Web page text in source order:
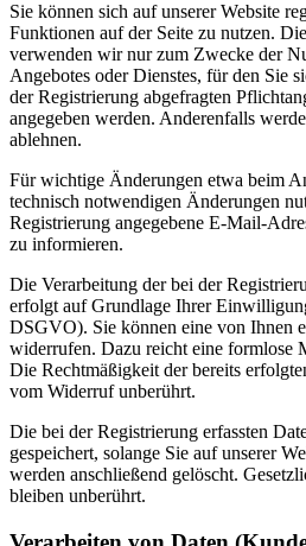
Sie können sich auf unserer Website
Funktionen auf der Seite zu nutzen.
verwenden wir nur zum Zwecke der
Angebotes oder Dienstes, für den Sie
der Registrierung abgefragten
angegeben werden. Anderenfalls
ablehnen.
Für wichtige Änderungen etwa beim
technisch notwendigen Änderungen
Registrierung angegebene E-Mail-
zu informieren.
Die Verarbeitung der bei der
erfolgt auf Grundlage Ihrer
DSGVO). Sie können eine von Ihnen
widerrufen. Dazu reicht eine formlose
Die Rechtmäßigkeit der bereits
vom Widerruf unberührt.
Die bei der Registrierung erfassten
gespeichert, solange Sie auf unserer
werden anschließend gelöscht.
bleiben unberührt.